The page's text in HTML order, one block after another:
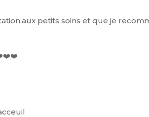
petits soins et que je